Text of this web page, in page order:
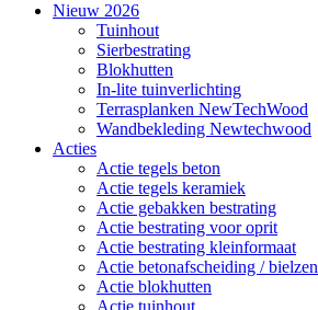
Nieuw 2026
Tuinhout
Sierbestrating
Blokhutten
In-lite tuinverlichting
Terrasplanken NewTechWood
Wandbekleding Newtechwood
Acties
Actie tegels beton
Actie tegels keramiek
Actie gebakken bestrating
Actie bestrating voor oprit
Actie bestrating kleinformaat
Actie betonafscheiding / bielzen
Actie blokhutten